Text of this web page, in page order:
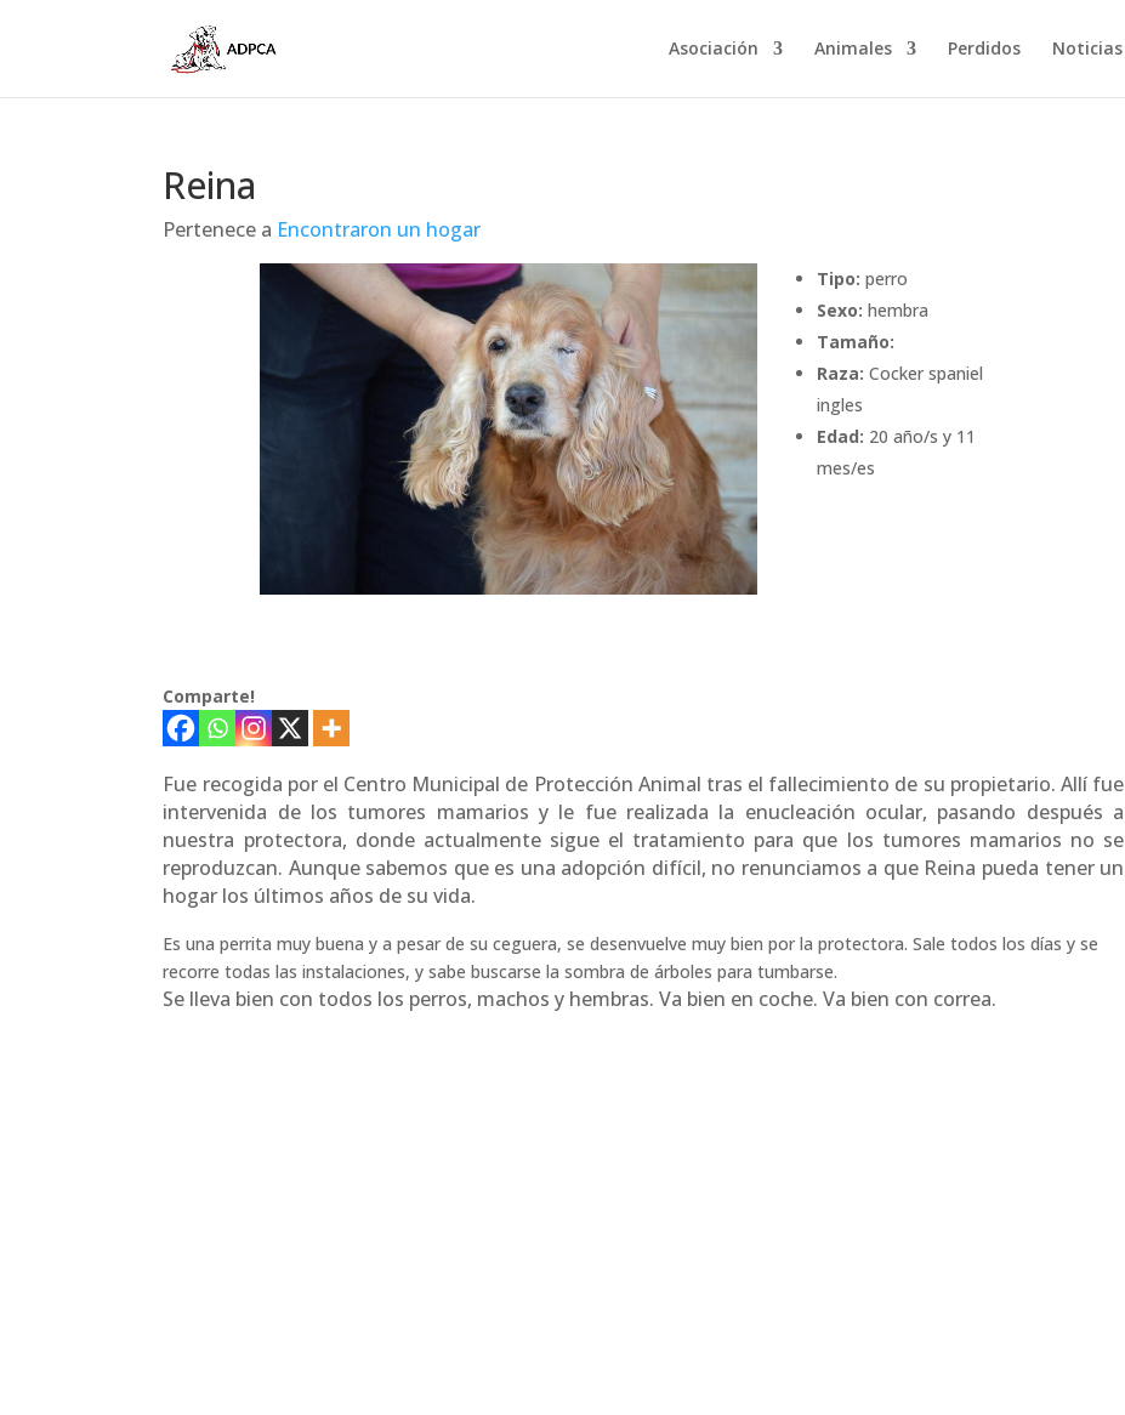
Asociación Animales Perdidos Noticias
Reina
Pertenece a Encontraron un hogar
Tipo: perro
Sexo: hembra
Tamaño:
Raza: Cocker spaniel
ingles
Edad: 20 año/s y 11
mes/es
Comparte!
Fue recogida por el Centro Municipal de Protección Animal tras el fallecimiento de su propietario. Allí fue
intervenida de los tumores mamarios y le fue realizada la enucleación ocular, pasando después a
nuestra protectora, donde actualmente sigue el tratamiento para que los tumores mamarios no se
reproduzcan. Aunque sabemos que es una adopción difícil, no renunciamos a que Reina pueda tener un
hogar los últimos años de su vida.
Es una perrita muy buena y a pesar de su ceguera, se desenvuelve muy bien por la protectora. Sale todos los días y se
recorre todas las instalaciones, y sabe buscarse la sombra de árboles para tumbarse.
Se lleva bien con todos los perros, machos y hembras. Va bien en coche. Va bien con correa.